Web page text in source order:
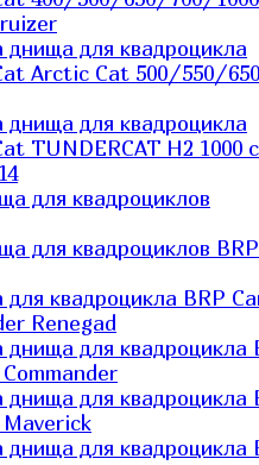
для квадроцикла
Arctic Cat 500/550/
для квадроцикла
TUNDERCAT H2 1000 c
для квадроциклов
для квадроциклов BRP
квадроцикла BRP
Renegad
для квадроцикла
для квадроцикла
Maverick
для квадроцикла